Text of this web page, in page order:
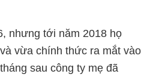
nhưng tới năm 2018 họ
vừa chính thức ra mắt vào
sau công ty mẹ đã